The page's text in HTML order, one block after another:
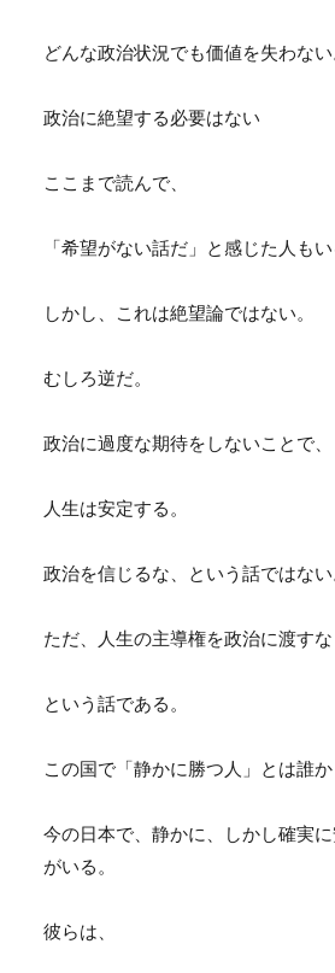
どんな政治状況でも価値を失わない
政治に絶望する必要はない
ここまで読んで、
「希望がない話だ」と感じた人も
しかし、これは絶望論ではない。
むしろ逆だ。
政治に過度な期待をしないことで、
人生は安定する。
政治を信じるな、という話ではない
ただ、人生の主導権を政治に渡すな
という話である。
この国で「静かに勝つ人」とは誰か
今の日本で、静かに、しかし確実
がいる。
彼らは、